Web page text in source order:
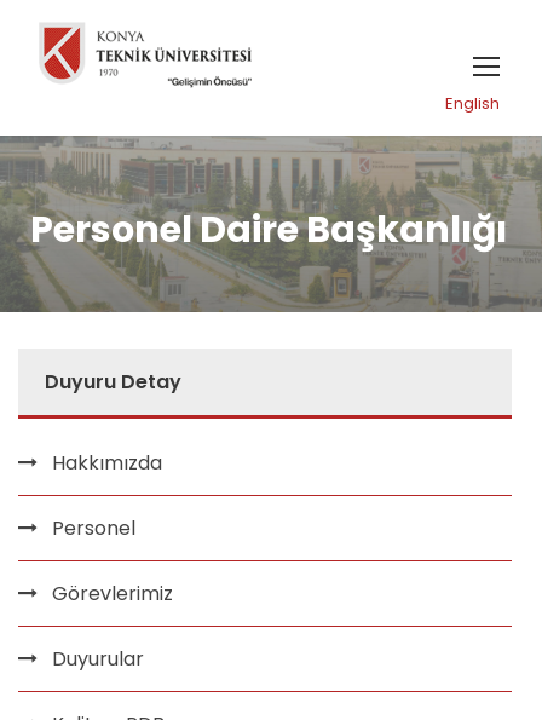
English
Personel Daire Başkanlığı
Duyuru Detay
Hakkımızda
Personel
Görevlerimiz
Duyurular